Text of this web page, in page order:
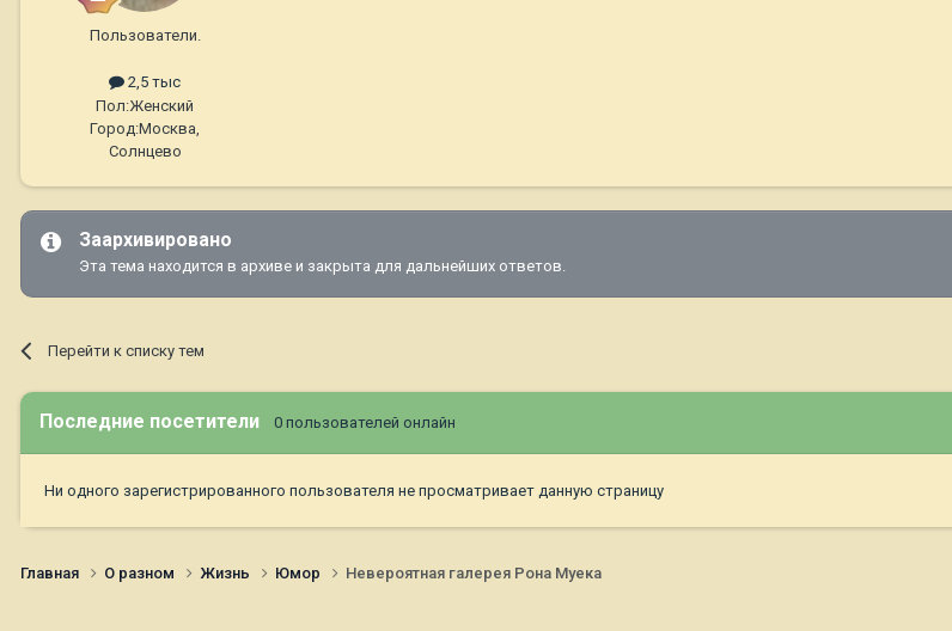
Пользователи.
2,5 тыс
Пол:Женский
Город:Москва,
Солнцево
Заархивировано
Эта тема находится в архиве и закрыта для дальнейших ответов.
Перейти к списку тем
Последние посетители 0 пользователей онлайн
Ни одного зарегистрированного пользователя не просматривает данную страницу
Главная О разном Жизнь Юмор Невероятная галерея Рона Муека